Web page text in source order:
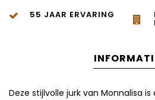
55 JAAR ERVARING
Deze stijlvolle jurk van Monnalisa is